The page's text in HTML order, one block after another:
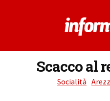
Scacco al
Socialità